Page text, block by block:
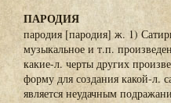
ПАРОДИЯ
пародия [пародия] ж. 1)
музыкальное и т.п.
какие-л. черты других
форму для создания какой-л.
является неудачным